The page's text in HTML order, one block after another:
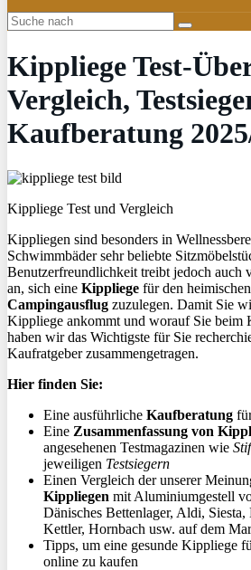
Kippliege Test-
Vergleich,
Kaufberatung
Kippliege Test und Vergleich
Kippliegen sind besonders in
Schwimmbäder sehr beliebte
Benutzerfreundlichkeit treibt jedoch auch
an, sich eine Kippliege für den heimischen
Campingausflug zuzulegen. Damit Sie
Kippliege ankommt und worauf Sie beim
haben wir das Wichtigste für Sie
Kaufratgeber zusammengetragen.
Hier finden Sie:
Eine ausführliche Kaufberatung
Eine Zusammenfassung von
angesehenen Testmagazinen wie
jeweiligen Testsiegern
Einen Vergleich der unserer
Kippliegen mit Aluminiumgestell
Dänisches Bettenlager, Aldi,
Kettler, Hornbach usw. auf dem
Tipps, um eine gesunde Kippliege
online zu kaufen